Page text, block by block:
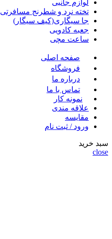
لوازم جانبی
تخته نرد و شطرنج مسافرتی
جا سیگاری(کیف سیگار)
جعبه کادویی
ساعت مچی
صفحه اصلی
فروشگاه
درباره ما
تماس با ما
نمونه کار
علاقه مندی
مقايسه
ورود / ثبت نام
سبد خرید
close